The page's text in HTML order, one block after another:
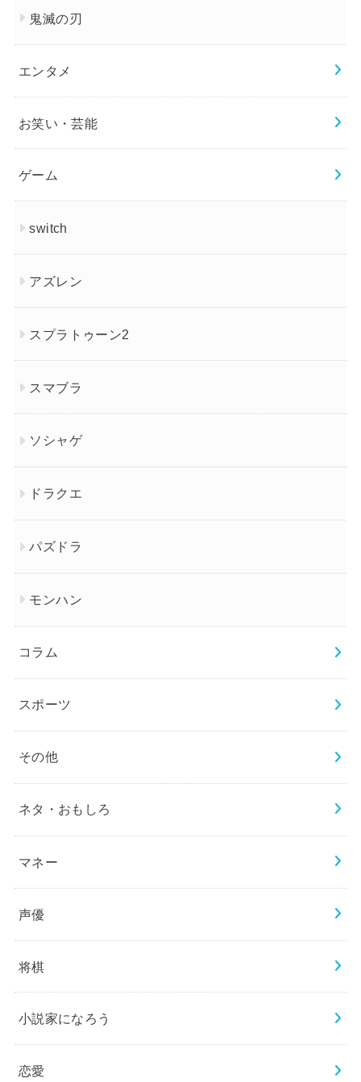
鬼滅の刃
エンタメ
お笑い・芸能
ゲーム
switch
アズレン
スプラトゥーン2
スマブラ
ソシャゲ
ドラクエ
パズドラ
モンハン
コラム
スポーツ
その他
ネタ・おもしろ
マネー
声優
将棋
小説家になろう
恋愛